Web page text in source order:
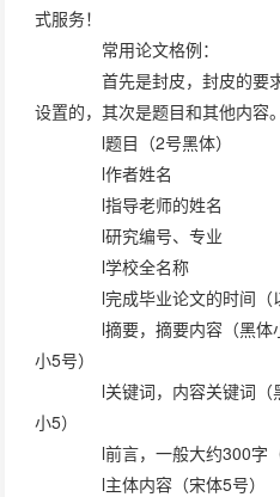
式服务！
常用论文格例：
首先是封皮，封皮的要
设置的，其次是题目和其他内容。
l题目（2号黑体）
l作者姓名
l指导老师的姓名
l研究编号、专业
l学校全名称
l完成毕业论文的时间（
l摘要，摘要内容（黑体
小5号）
l关键词，内容关键词（
小5）
l前言，一般大约300字（
l主体内容（宋体5号）